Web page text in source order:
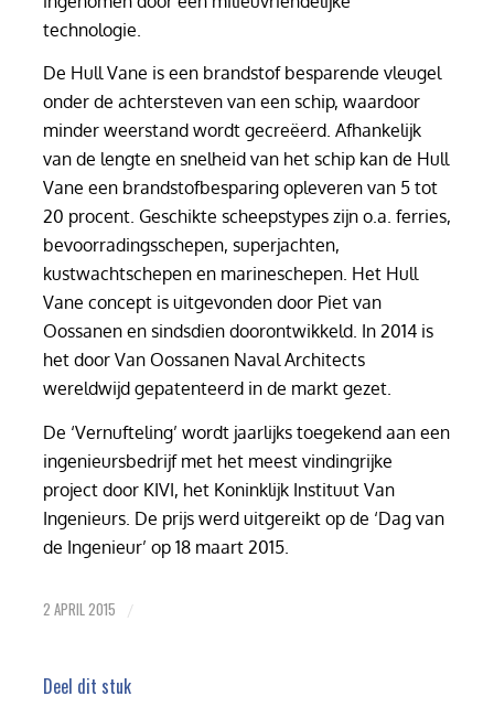
technologie.
De Hull Vane is een brandstof besparende vleugel
onder de achtersteven van een schip, waardoor
minder weerstand wordt gecreëerd. Afhankelijk
van de lengte en snelheid van het schip kan de Hull
Vane een brandstofbesparing opleveren van 5 tot
20 procent. Geschikte scheepstypes zijn o.a. ferries,
bevoorradingsschepen, superjachten,
kustwachtschepen en marineschepen. Het Hull
Vane concept is uitgevonden door Piet van
Oossanen en sindsdien doorontwikkeld. In 2014 is
het door Van Oossanen Naval Architects
wereldwijd gepatenteerd in de markt gezet.
De ‘Vernufteling’ wordt jaarlijks toegekend aan een
ingenieursbedrijf met het meest vindingrijke
project door KIVI, het Koninklijk Instituut Van
Ingenieurs. De prijs werd uitgereikt op de ‘Dag van
de Ingenieur’ op 18 maart 2015.
2 APRIL 2015 /
Deel dit stuk